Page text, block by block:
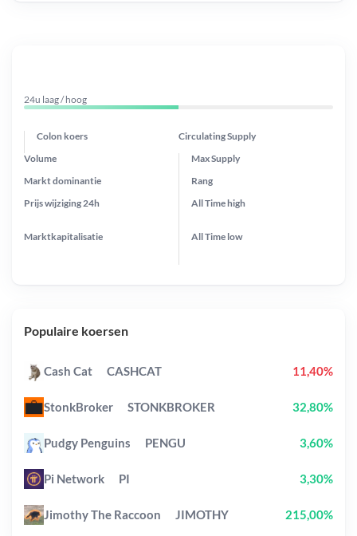
24u laag / hoog
Colon koers Circulating Supply
Prijs wijziging 24h
Max Supply
Markt dominantie
Marktkapitalisatie
Volume
Rang
All Timehigh
All Time low
Populaire koersen
Cash Cat CASHCAT 11,40%
StonkBroker STONKBROKER 32,80%
Pudgy Penguins PENGU 3,60%
Pi Network PI 3,30%
Jimothy The Raccoon JIMOTHY 215,00%